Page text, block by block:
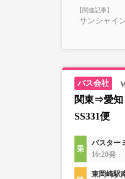
サンシャイ
関東⇒愛知
SS331便
バスター
16:20発
東岡崎駅